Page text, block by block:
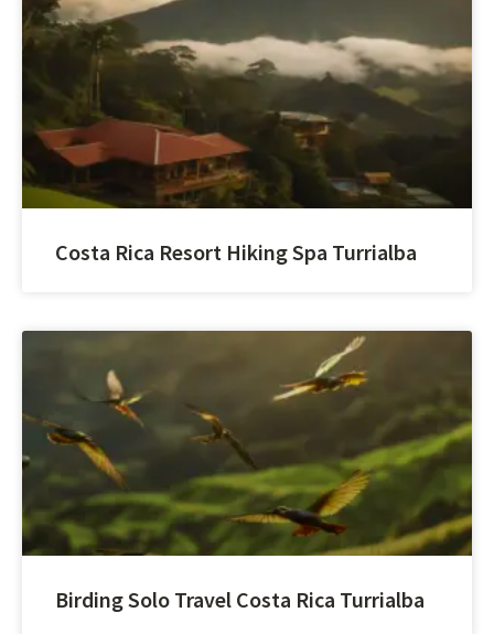
Costa Rica Resort Hiking Spa Turrialba
Birding Solo Travel Costa Rica Turrialba